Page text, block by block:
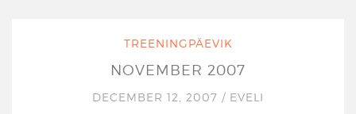
TREENINGPÄEVIK
NOVEMBER 2007
DECEMBER 12, 2007 / EVELI